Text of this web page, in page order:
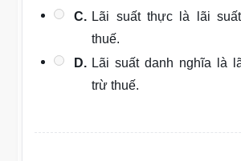
C. Lãi suất thực là lãi
thuế.
D. Lãi suất danh nghĩa là
trừ thuế.